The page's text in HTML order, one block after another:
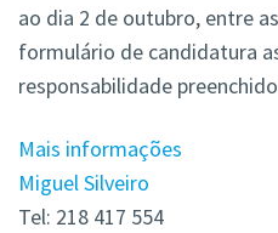
ao dia 2 de outubro, entre
formulário de candidatura
responsabilidade
Mais informações
Miguel Silveiro
Tel: 218 417 554